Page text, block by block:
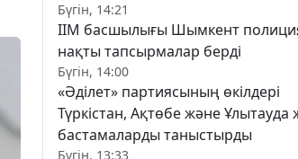
Бүгін, 14:21
ІІМ басшылығы Шымкент
нақты тапсырмалар берді
Бүгін, 14:00
«Әділет» партиясының өкілдері
Түркістан, Ақтөбе және Ұлытауда
бастамаларды таныстырды
Бүгін, 13:33